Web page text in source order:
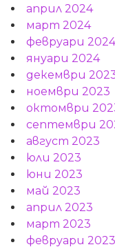
април 2024
март 2024
февруари 2024
януари 2024
декември
ноември 2023
октомври
септември
август 2023
юли 2023
юни 2023
май 2023
април 2023
март 2023
февруари 2023